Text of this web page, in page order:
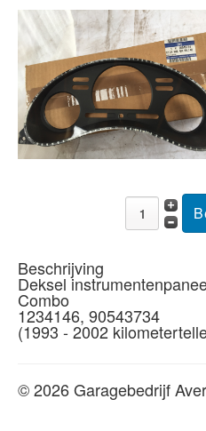
Beschrijving
Deksel
Combo
1234146, 90543734
(1993 - 2002
© 2026 Garagebedrijf